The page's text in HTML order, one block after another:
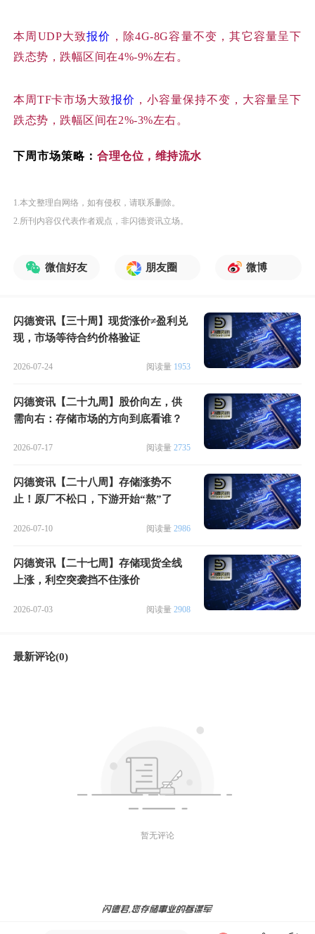
本周 UDP大致报价 ，除4G-8G容量不变，其它容量呈下
跌态势，跌幅区间在4%-9%左右。
本周 TF卡市场大致报价 ，小容量保持不变，大容量呈下
跌态势，跌幅区间在2%-3%左右。
下周市场策略：合理仓位，维持流水
1.本文整理自网络，如有侵权，请联系删除。
2.所刊内容仅代表作者观点，非闪德资讯立场。
微信好友 朋友圈 微博
闪德资讯【三十周】现货涨价≠盈利兑
现，市场等待合约价格验证
2026-07-24 阅读量 1953
闪德资讯【二十九周】股价向左，供
需向右：存储市场的方向到底看谁？
2026-07-17 阅读量 2735
闪德资讯【二十八周】存储涨势不
止！原厂不松口，下游开始“熬”了
2026-07-10 阅读量 2986
闪德资讯【二十七周】存储现货全线
上涨，利空突袭挡不住涨价
2026-07-03 阅读量 2908
最新评论(0)
暂无评论